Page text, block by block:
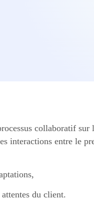
collaboratif sur
interactions entre le
du client.